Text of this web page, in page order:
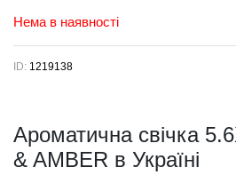
Нема в наявності
ID: 1219138
Ароматична свічка
& AMBER в Україні